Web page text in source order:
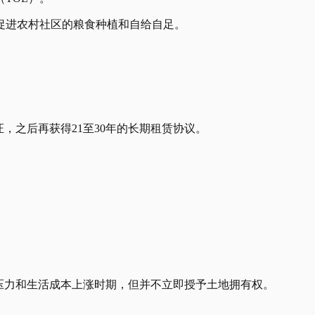
农村社区的粮食种植和自给自足。
之后再获得21至30年的长期租赁协议。
和生活成本上涨时期，但并不立即授予土地拥有权。